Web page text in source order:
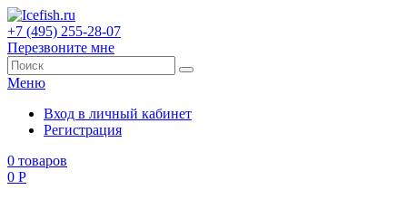
+7 (495) 255-28-07
Перезвоните мне
Меню
Вход в личный кабинет
Регистрация
0 товаров
0 Р